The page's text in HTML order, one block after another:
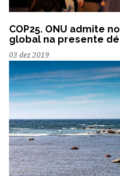
COP25. ONU admite
global na presente
03 dez 2019